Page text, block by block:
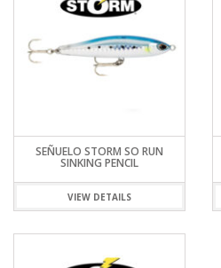
SEÑUELO STORM SO RUN
SINKING PENCIL
VIEW DETAILS